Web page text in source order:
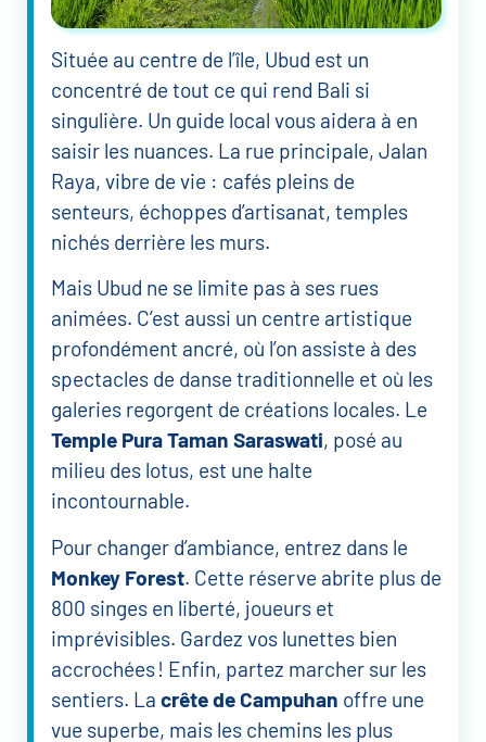
Située au centre de l’île, Ubud est un
concentré de tout ce qui rend Bali si
singulière. Un guide local vous aidera à en
saisir les nuances. La rue principale, Jalan
Raya, vibre de vie : cafés pleins de
senteurs, échoppes d’artisanat, temples
nichés derrière les murs.
Mais Ubud ne se limite pas à ses rues
animées. C’est aussi un centre artistique
profondément ancré, où l’on assiste à des
spectacles de danse traditionnelle et où les
galeries regorgent de créations locales. Le
Temple Pura Taman Saraswati, posé au
milieu des lotus, est une halte
incontournable.
Pour changer d’ambiance, entrez dans le
Monkey Forest. Cette réserve abrite plus de
800 singes en liberté, joueurs et
imprévisibles. Gardez vos lunettes bien
accrochées ! Enfin, partez marcher sur les
sentiers. La crête de Campuhan offre une
vue superbe, mais les chemins les plus